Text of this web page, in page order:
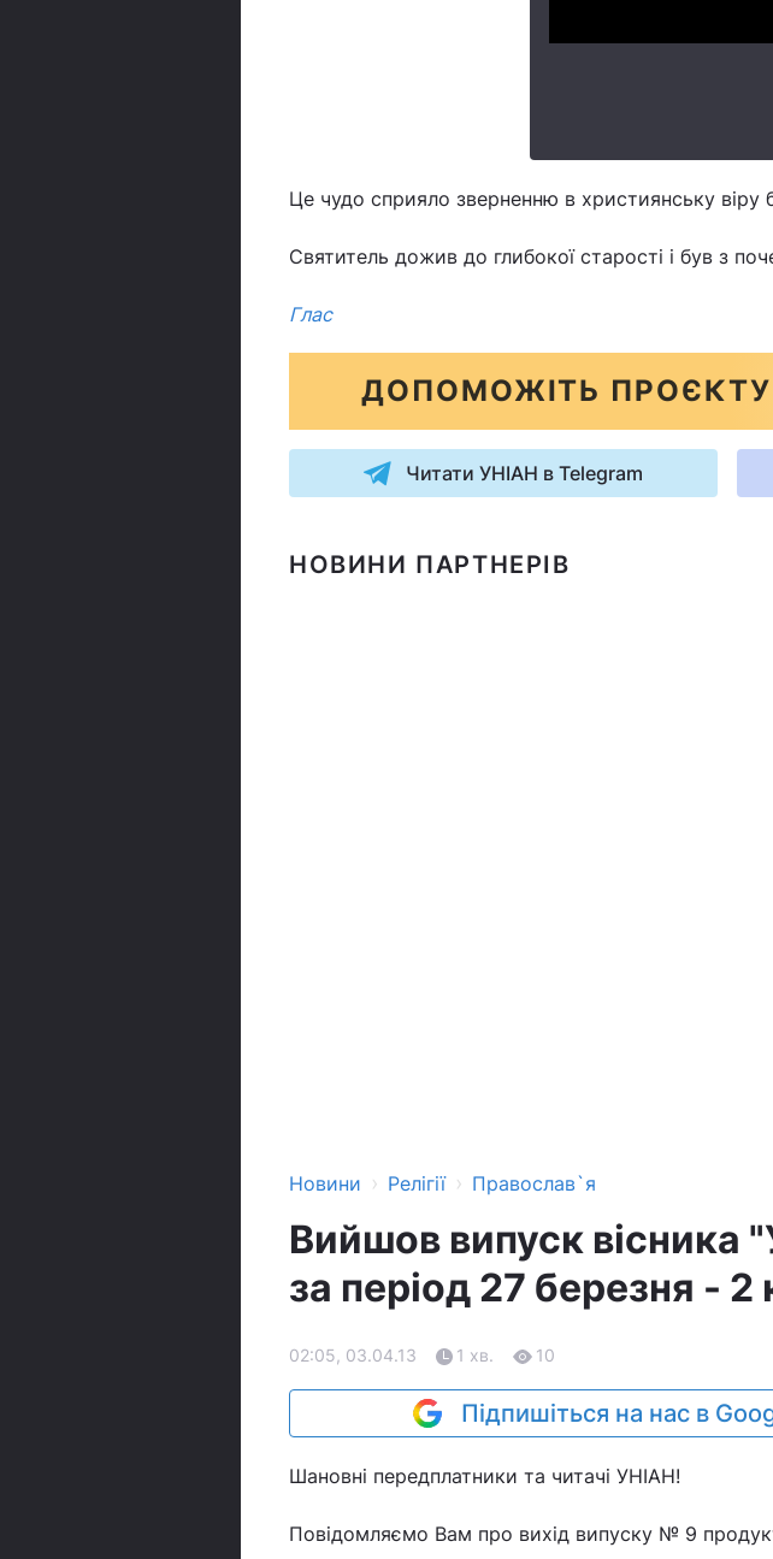
Це чудо сприяло зверненню в християнську віру
Святитель дожив до глибокої старості і був з
Глас
ДОПОМОЖІТЬ ПРОЄКТУ
Читати УНІАН в Telegram
НОВИНИ ПАРТНЕРІВ
Новини › Релігії › Православ`я
Вийшов випуск вісника
за період 27 березня - 2
02:05, 03.04.13 1 хв. 10
Підпишіться на нас в
Шановні передплатники та читачі УНІАН!
Повідомляємо Вам про вихід випуску № 9